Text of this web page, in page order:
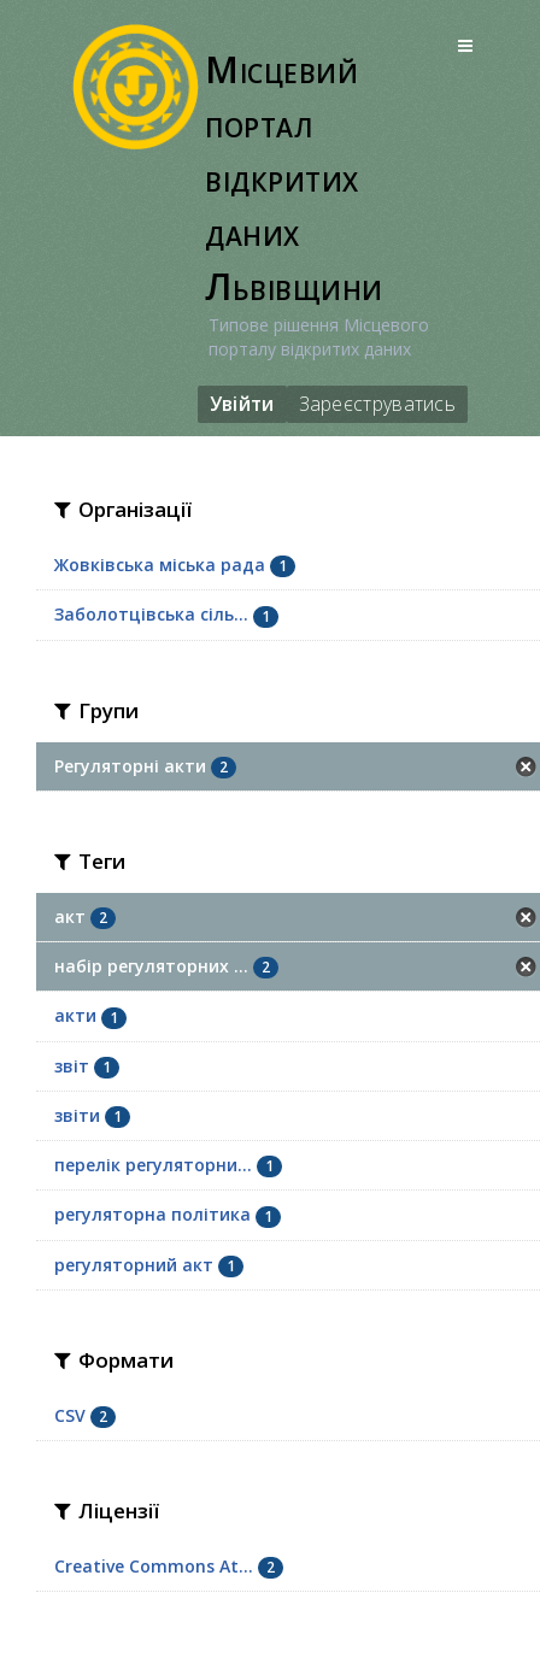
Місцевий
портал
відкритих
даних
Львівщини
Типове рішення Місцевого
порталу відкритих даних
Увійти Зареєструватись
Організації
Жовківська міська рада 1
Заболотцівська сіль... 1
Групи
Регуляторні акти 2
Теги
акт 2
набір регуляторних ... 2
акти 1
звіт 1
звіти 1
перелік регуляторни... 1
регуляторна політика 1
регуляторний акт 1
Формати
CSV 2
Ліцензії
Creative Commons At... 2